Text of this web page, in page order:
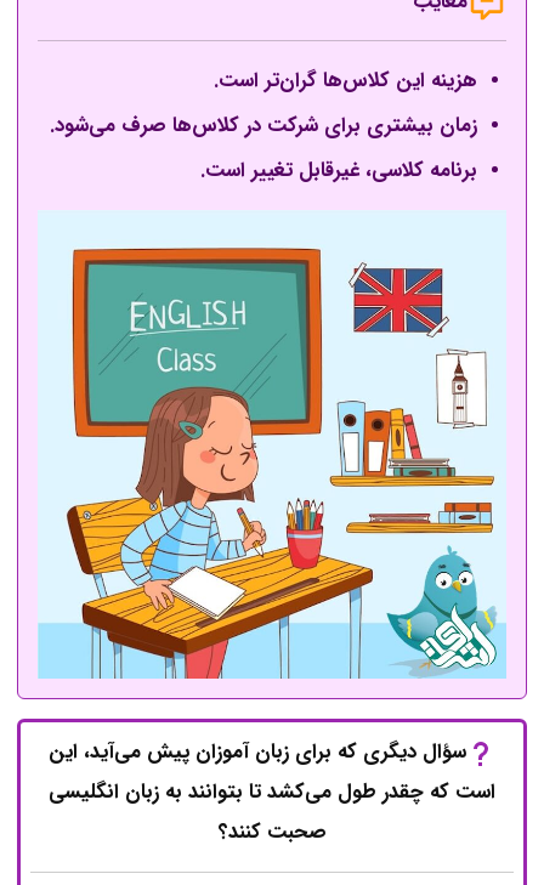
هزینه این کلاس‌ها گران‌تر است.
زمان بیشتری برای شرکت در کلاس‌ها صرف می‌شود.
برنامه کلاسی، غیرقابل تغییر است.
سؤال دیگری که برای زبان آموزان پیش می‌آید، این
است که چقدر طول می‌کشد تا بتوانند به زبان انگلیسی
صحبت کنند؟